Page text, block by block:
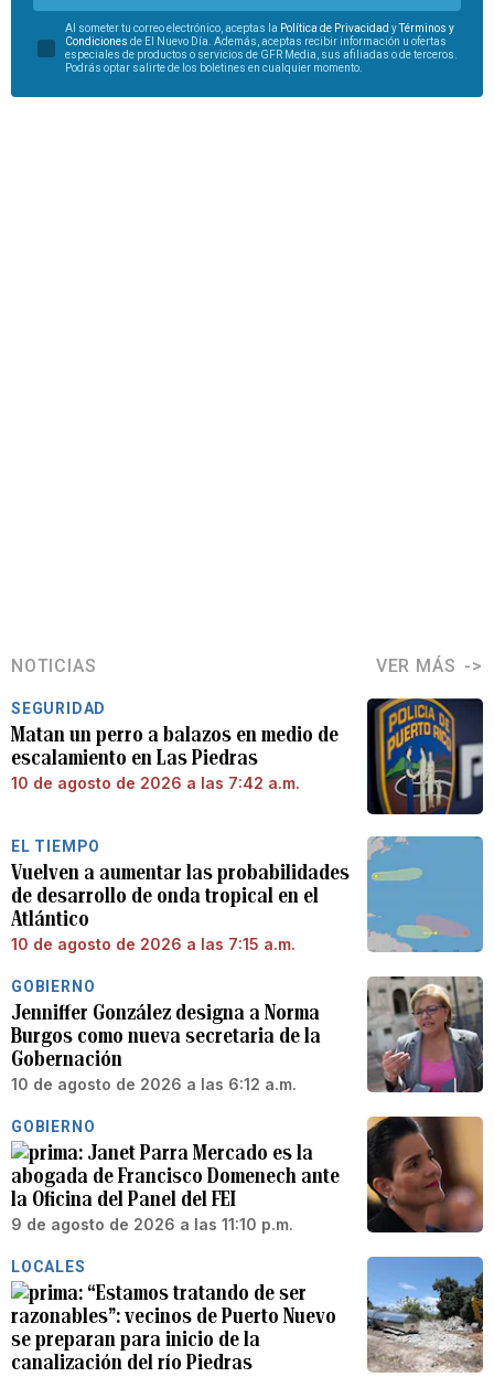
Al someter tu correo electrónico, aceptas la Política de Privacidad yTérminos y
Condiciones de El Nuevo Día. Además, aceptas recibir información u ofertas
especiales de productos o servicios de GFR Media, sus afiliadas o de terceros.
Podrás optar salirte de los boletines en cualquier momento.
NOTICIAS VER MÁS
SEGURIDAD
Matan un perro a balazos en medio de
escalamiento en Las Piedras
10 de agosto de 2026 a las 7:42 a.m.
EL TIEMPO
Vuelven a aumentar las probabilidades
de desarrollo de onda tropical en el
Atlántico
10 de agosto de 2026 a las 7:15 a.m.
GOBIERNO
Jenniffer González designa a Norma
Burgos como nueva secretaria de la
Gobernación
10 de agosto de 2026 a las 6:12 a.m.
GOBIERNO
Janet Parra Mercado es la
abogada de Francisco Domenech ante
la Oficina del Panel del FEI
9 de agosto de 2026 a las 11:10 p.m.
LOCALES
“Estamos tratando de ser
razonables”: vecinos de Puerto Nuevo
se preparan para inicio de la
canalización del río Piedras